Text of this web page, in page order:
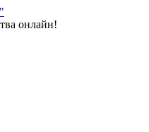
онлайн!